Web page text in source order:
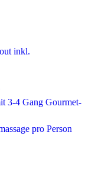
inkl.
3-4 Gang Gourmet-
pro Person